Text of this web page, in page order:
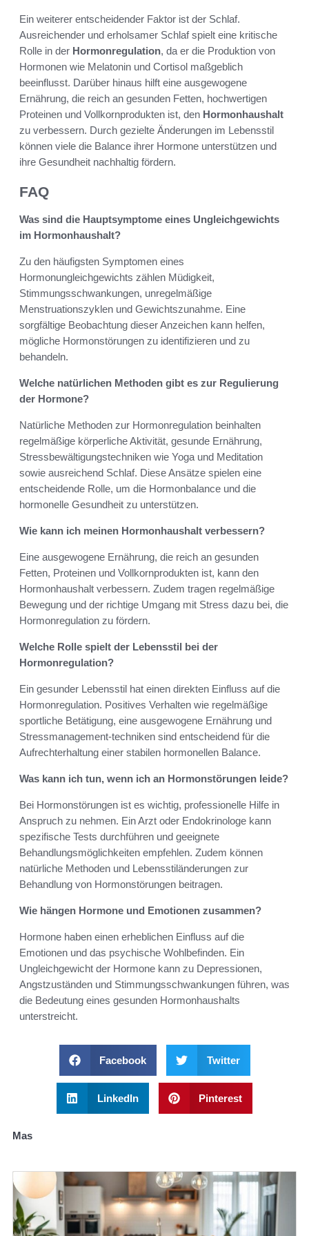
Ein weiterer entscheidender Faktor ist der Schlaf.
Ausreichender und erholsamer Schlaf spielt eine kritische
Rolle in der Hormonregulation, da er die Produktion von
Hormonen wie Melatonin und Cortisol maßgeblich
beeinflusst. Darüber hinaus hilft eine ausgewogene
Ernährung, die reich an gesunden Fetten, hochwertigen
Proteinen und Vollkornprodukten ist, den Hormonhaushalt
zu verbessern. Durch gezielte Änderungen im Lebensstil
können viele die Balance ihrer Hormone unterstützen und
ihre Gesundheit nachhaltig fördern.
FAQ
Was sind die Hauptsymptome eines Ungleichgewichts
im Hormonhaushalt?
Zu den häufigsten Symptomen eines
Hormonungleichgewichts zählen Müdigkeit,
Stimmungsschwankungen, unregelmäßige
Menstruationszyklen und Gewichtszunahme. Eine
sorgfältige Beobachtung dieser Anzeichen kann helfen,
mögliche Hormonstörungen zu identifizieren und zu
behandeln.
Welche natürlichen Methoden gibt es zur Regulierung
der Hormone?
Natürliche Methoden zur Hormonregulation beinhalten
regelmäßige körperliche Aktivität, gesunde Ernährung,
Stressbewältigungstechniken wie Yoga und Meditation
sowie ausreichend Schlaf. Diese Ansätze spielen eine
entscheidende Rolle, um die Hormonbalance und die
hormonelle Gesundheit zu unterstützen.
Wie kann ich meinen Hormonhaushalt verbessern?
Eine ausgewogene Ernährung, die reich an gesunden
Fetten, Proteinen und Vollkornprodukten ist, kann den
Hormonhaushalt verbessern. Zudem tragen regelmäßige
Bewegung und der richtige Umgang mit Stress dazu bei, die
Hormonregulation zu fördern.
Welche Rolle spielt der Lebensstil bei der
Hormonregulation?
Ein gesunder Lebensstil hat einen direkten Einfluss auf die
Hormonregulation. Positives Verhalten wie regelmäßige
sportliche Betätigung, eine ausgewogene Ernährung und
Stressmanagement-techniken sind entscheidend für die
Aufrechterhaltung einer stabilen hormonellen Balance.
Was kann ich tun, wenn ich an Hormonstörungen leide?
Bei Hormonstörungen ist es wichtig, professionelle Hilfe in
Anspruch zu nehmen. Ein Arzt oder Endokrinologe kann
spezifische Tests durchführen und geeignete
Behandlungsmöglichkeiten empfehlen. Zudem können
natürliche Methoden und Lebensstiländerungen zur
Behandlung von Hormonstörungen beitragen.
Wie hängen Hormone und Emotionen zusammen?
Hormone haben einen erheblichen Einfluss auf die
Emotionen und das psychische Wohlbefinden. Ein
Ungleichgewicht der Hormone kann zu Depressionen,
Angstzuständen und Stimmungsschwankungen führen, was
die Bedeutung eines gesunden Hormonhaushalts
unterstreicht.
Facebook Twitter
LinkedIn Pinterest
Mas